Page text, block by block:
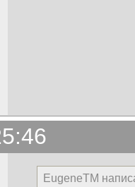
EugeneTM